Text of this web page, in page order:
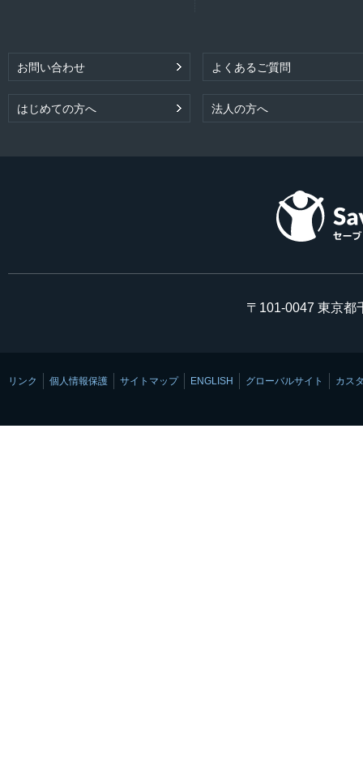
お問い合わせ よくあるご質問
はじめての方へ 法人の方へ
〒101-0047 東京都
リンク 個人情報保護 サイトマップ ENGLISH グローバルサイト カス